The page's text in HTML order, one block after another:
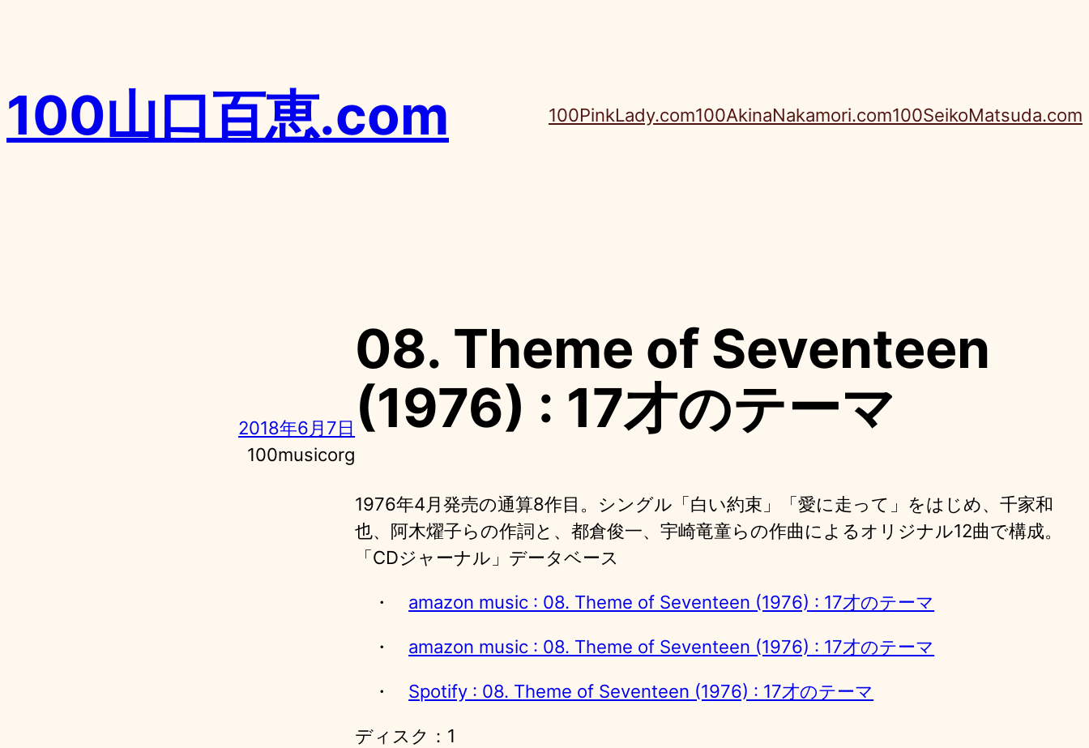
ス
100山口百恵.com 100PinkLady.com100AkinaNakamori.com100SeikoMatsuda.com
2018年6月7日
100musicorg
08. Theme of Seventeen
(1976) : 17才のテーマ
1976年4月発売の通算8作目。シングル「白い約束」「愛に走って」をはじめ、千家和
也、阿木燿子らの作詞と、都倉俊一、宇崎竜童らの作曲によるオリジナル12曲で構成。
「CDジャーナル」データベース
・ amazon music : 08. Theme of Seventeen (1976) : 17才のテーマ
・ amazon music : 08. Theme of Seventeen (1976) : 17才のテーマ
・ Spotify : 08. Theme of Seventeen (1976) : 17才のテーマ
ディスク：1